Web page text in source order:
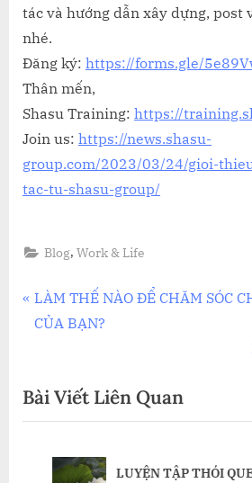
tác và hướng dẫn xây dựng, post
nhé.
Đăng ký: https://forms.gle/
Thân mến,
Shasu Training: https://
Join us: https://news.shasu-
group.com/2023/03/24/gioi-
tac-tu-shasu-group/
Blog,Work & Life
Điều
hướng
viết
P
r
i
o
LÀM THẾ NÀO ĐỂ CHĂM SÓC
CỦA BẠN?
Bài Viết Liên Quan
LUYỆN TẬP THÓI